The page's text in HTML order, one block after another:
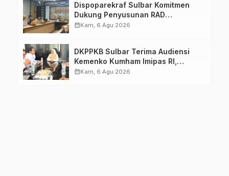
Dispoparekraf Sulbar Komitmen
Dukung Penyusunan RAD
TPB/SDGs Sulawesi Barat
calendar_monthKam, 6 Agu 2026
DKPPKB Sulbar Terima Audiensi
Kemenko Kumham Imipas RI,
Perkuat Pelayanan Kesehatan bagi
calendar_monthKam, 6 Agu 2026